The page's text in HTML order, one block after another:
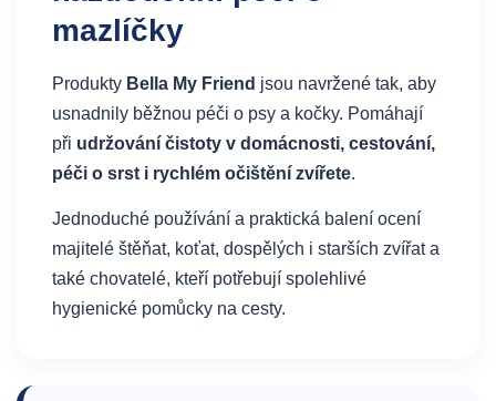
mazlíčky
Produkty Bella My Friend jsou navržené tak, aby
usnadnily běžnou péči o psy a kočky. Pomáhají
při udržování čistoty v domácnosti, cestování,
péči o srst i rychlém očištění zvířete.
Jednoduché používání a praktická balení ocení
majitelé štěňat, koťat, dospělých i starších zvířat a
také chovatelé, kteří potřebují spolehlivé
hygienické pomůcky na cesty.